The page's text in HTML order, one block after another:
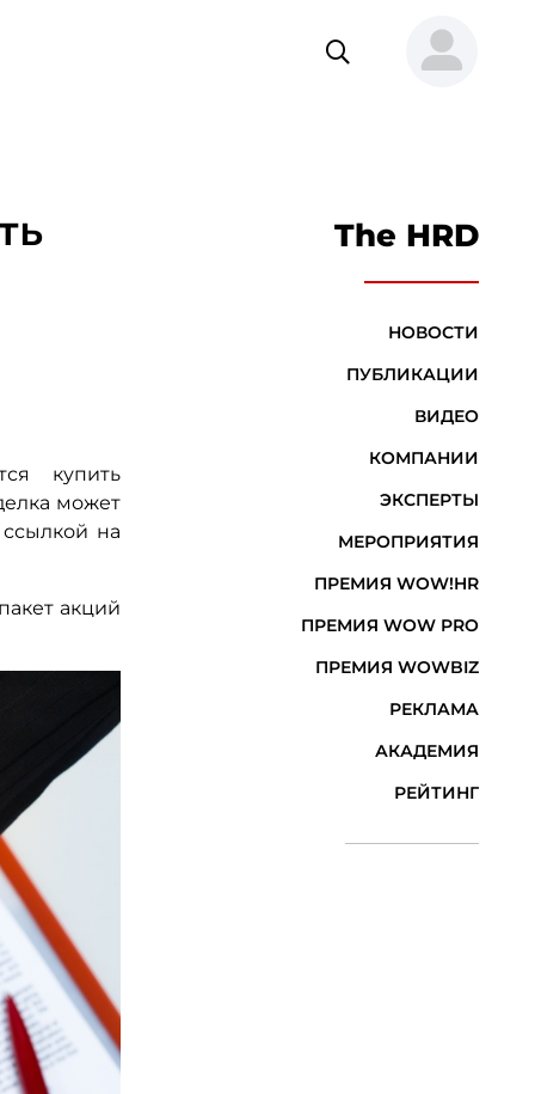
купить
может
на
акций
The HRD
НОВОСТИ
ПУБЛИКАЦИИ
ВИДЕО
КОМПАНИИ
ЭКСПЕРТЫ
МЕРОПРИЯТИЯ
ПРЕМИЯ WOW!HR
ПРЕМИЯ WOW PRO
ПРЕМИЯ WOWBIZ
РЕКЛАМА
АКАДЕМИЯ
РЕЙТИНГ